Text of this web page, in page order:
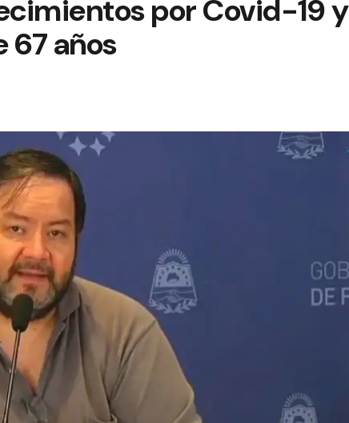
por Covid-19 y
67 años